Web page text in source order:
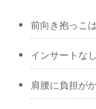
前向き抱っこ
インサートな
肩腰に負担が